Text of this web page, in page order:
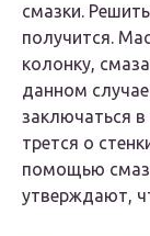
смазки.
получится.
колонку,
данном
заключаться в
трется о
помощью
утверждают,